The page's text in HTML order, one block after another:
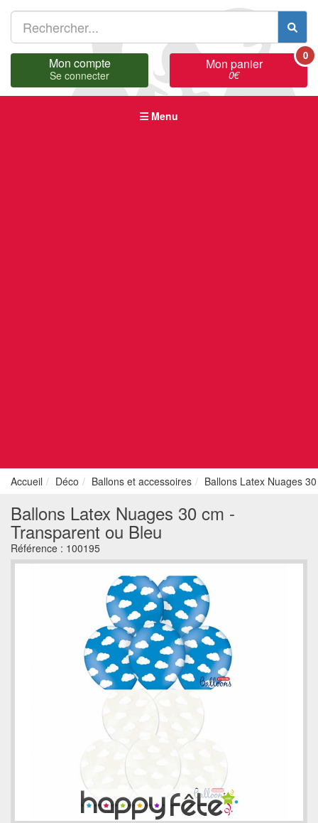
Mon compte
Se connecter
Mon panier
0€
0
Menu
Accueil Déco Ballons et accessoires Ballons Latex Nuages
Ballons Latex Nuages 30 cm -
Transparent ou Bleu
Référence : 100195